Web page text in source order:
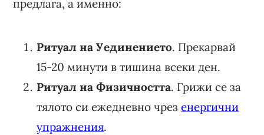
предлага, а именно:
Ритуал на Уединението. Прекарвай
15-20 минути в тишина всеки ден.
Ритуал на Физичността. Грижи се за
тялото си ежедневно чрезенергични
упражнения.